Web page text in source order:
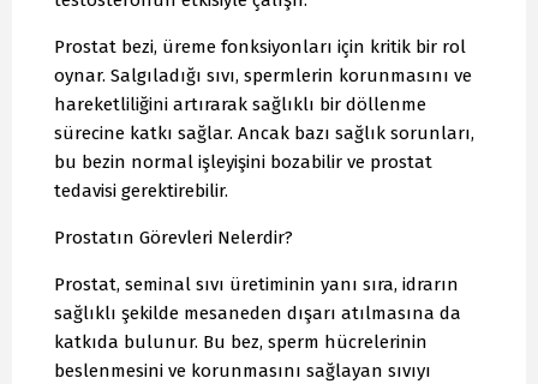
Prostat bezi, üreme fonksiyonları için kritik bir rol
oynar. Salgıladığı sıvı, spermlerin korunmasını ve
hareketliliğini artırarak sağlıklı bir döllenme
sürecine katkı sağlar. Ancak bazı sağlık sorunları,
bu bezin normal işleyişini bozabilir ve prostat
tedavisi gerektirebilir.
Prostatın Görevleri Nelerdir?
Prostat, seminal sıvı üretiminin yanı sıra, idrarın
sağlıklı şekilde mesaneden dışarı atılmasına da
katkıda bulunur. Bu bez, sperm hücrelerinin
beslenmesini ve korunmasını sağlayan sıvıyı